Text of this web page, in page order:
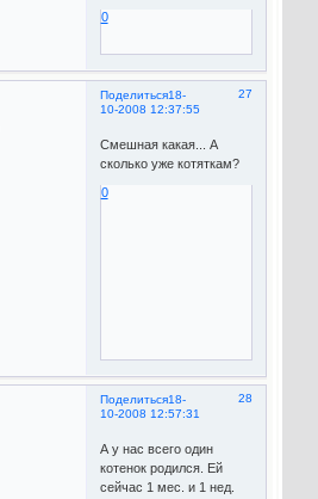
0
Поделиться 27
18-
10-2008 12:37:55
Смешная какая... А
сколько уже котяткам?
0
Поделиться 28
18-
10-2008 12:57:31
А у нас всего один
котенок родился. Ей
сейчас 1 мес. и 1 нед.